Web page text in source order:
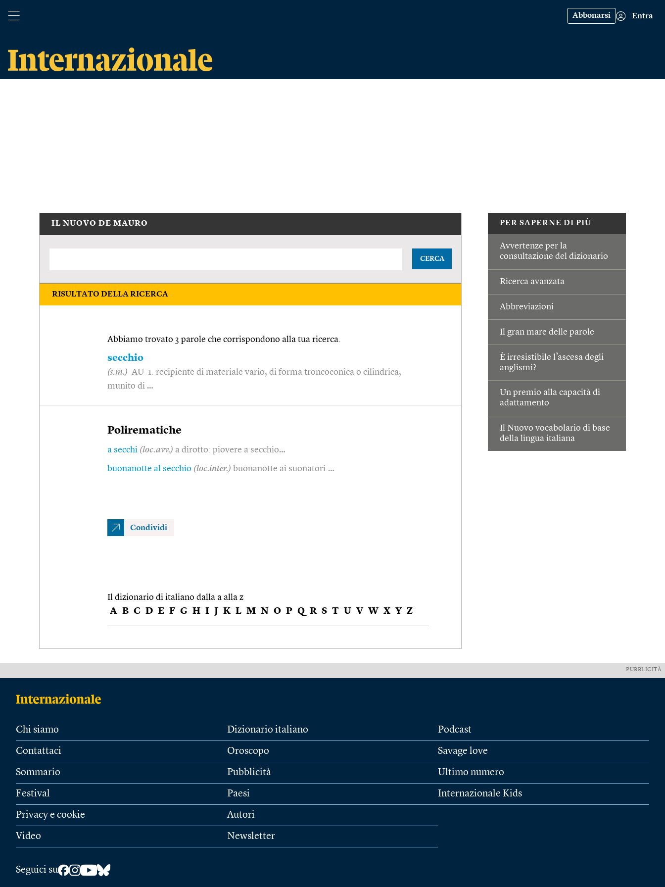
Abbonarsi Entra
PER SAPERNE DI PIÙ
Avvertenze per la
consultazione del dizionario
Ricerca avanzata
Abbreviazioni
Il gran mare delle parole
È irresistibile l’ascesa degli
anglismi?
Un premio alla capacità di
adattamento
Il Nuovo vocabolario di base
della lingua italiana
IL NUOVO DE MAURO
CERCA
RISULTATO DELLA RICERCA
Abbiamo trovato 3 parole che corrispondono alla tua ricerca.
secchio
(s.m.) AU 1. recipiente di materiale vario, di forma troncoconica o cilindrica,
munito di …
Polirematiche
a secchi (loc.avv.) a dirotto: piovere a secchio…
buonanotte al secchio (loc.inter.) buonanotte ai suonatori.…
Condividi
Il dizionario di italiano dalla a alla z
A B C D E F G H I J K L M N O P Q R S T U V W X Y Z
PUBBLICITÀ
Chi siamo
Contattaci
Sommario
Festival
Privacy e cookie
Video
Dizionario italiano
Oroscopo
Pubblicità
Paesi
Autori
Newsletter
Podcast
Savage love
Ultimo numero
Internazionale Kids
Seguici su